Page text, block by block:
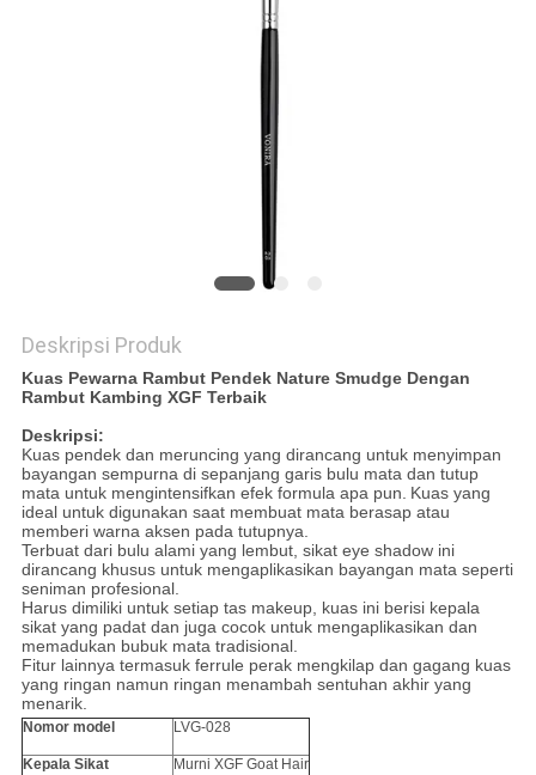
Deskripsi Produk
Kuas Pewarna Rambut Pendek Nature Smudge Dengan
Rambut Kambing XGF Terbaik
Deskripsi:
Kuas pendek dan meruncing yang dirancang untuk menyimpan
bayangan sempurna di sepanjang garis bulu mata dan tutup
mata untuk mengintensifkan efek formula apa pun. Kuas yang
ideal untuk digunakan saat membuat mata berasap atau
memberi warna aksen pada tutupnya.
Terbuat dari bulu alami yang lembut, sikat eye shadow ini
dirancang khusus untuk mengaplikasikan bayangan mata seperti
seniman profesional.
Harus dimiliki untuk setiap tas makeup, kuas ini berisi kepala
sikat yang padat dan juga cocok untuk mengaplikasikan dan
memadukan bubuk mata tradisional.
Fitur lainnya termasuk ferrule perak mengkilap dan gagang kuas
yang ringan namun ringan menambah sentuhan akhir yang
menarik.
Nomor model LVG-028
Kepala Sikat Murni XGF Goat Hair